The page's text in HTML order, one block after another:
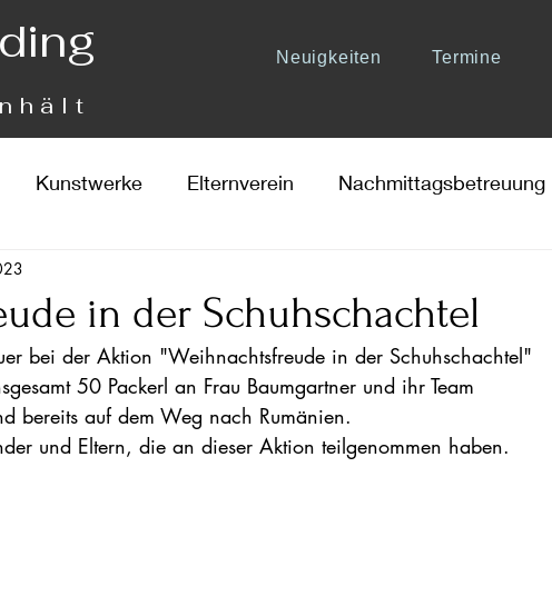
Neuigkeiten Termine
Kunstwerke Elternverein Nachmittagsbetreuung
in der Schuhschachtel
bei der Aktion "Weihnachtsfreude in der Schuhschachtel"
50 Packerl an Frau Baumgartner und ihr Team
bereits auf dem Weg nach Rumänien.
und Eltern, die an dieser Aktion teilgenommen haben.